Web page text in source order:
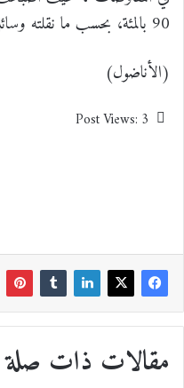
90 بالمئة، بحسب ما نقلته وسائل إعلام عبرية.
(الأناضول)
Post Views: 3
مقالات ذات صلة